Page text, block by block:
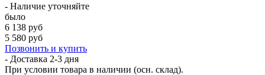
- Наличие уточняйте
было
6 138 руб
5 580 руб
Позвонить и купить
- Доставка 2-3 дня
При условии товара в наличии (осн. склад).